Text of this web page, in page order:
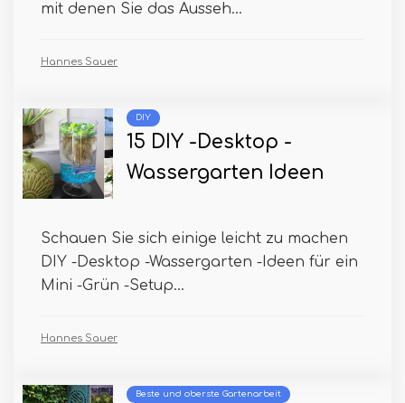
mit denen Sie das Ausseh...
Hannes Sauer
DIY
15 DIY -Desktop -
Wassergarten Ideen
Schauen Sie sich einige leicht zu machen
DIY -Desktop -Wassergarten -Ideen für ein
Mini -Grün -Setup...
Hannes Sauer
Beste und oberste Gartenarbeit